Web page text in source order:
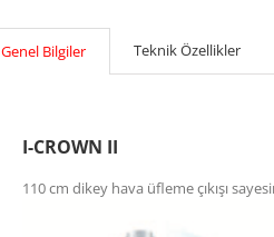
Genel Bilgiler Teknik Özellikler
I-CROWN II
110 cm dikey hava üfleme çıkışı